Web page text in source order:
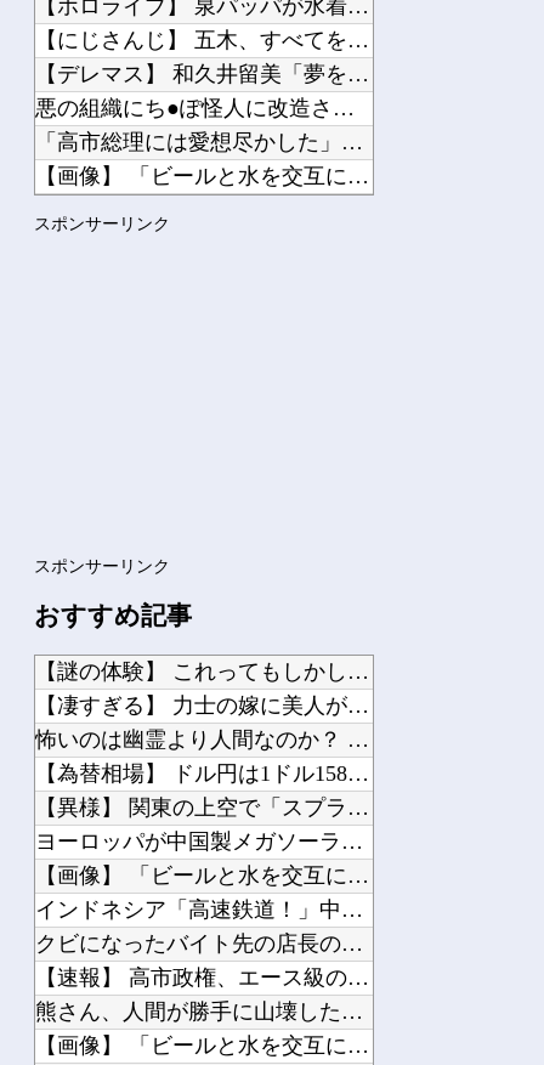
【ホロライブ】 泉パッパが水着ミオしゃイラストあげとる
【にじさんじ】 五木、すべてをメモ帳で管理する長尾に表計算ソ...
【デレマス】 和久井留美「夢を作って、いつか遊んで」
悪の組織にち●ぽ怪人に改造されたやる夫のお話 第3話
「高市総理には愛想尽かした」コメ余りに農家が悲鳴 売値は生産...
【画像】 「ビールと水を交互に飲まないと倒れるグラス」発売
スポンサーリンク
スポンサーリンク
おすすめ記事
【謎の体験】 これってもしかして幽体離脱だったのか？
【凄すぎる】 力士の嫁に美人が多い理由→「これ」だったｗｗｗｗｗｗｗ
怖いのは幽霊より人間なのか？ 暴力団にまつわる怖い話傑作7選
【為替相場】 ドル円は1ドル158円台半ば 介入警戒をしつつ円売りが続行
【異様】 関東の上空で「スプライト」という発光現象が観測される！多くの人が地上か...
ヨーロッパが中国製メガソーラーを締め出しｗｗｗ
【画像】 「ビールと水を交互に飲まないと倒れるグラス」発売
インドネシア「高速鉄道！」中国「大赤字！」インドネシア「運営会社の株式購入！（負...
クビになったバイト先の店長のインスタ見つけた
【速報】 高市政権、エース級の財務官僚・一松旬氏を左遷「彼は協力的でなかった」財...
熊さん、人間が勝手に山壊した結果殺されてしまう…これ半分虐殺だろ
【画像】 「ビールと水を交互に飲まないと倒れるグラス」発売